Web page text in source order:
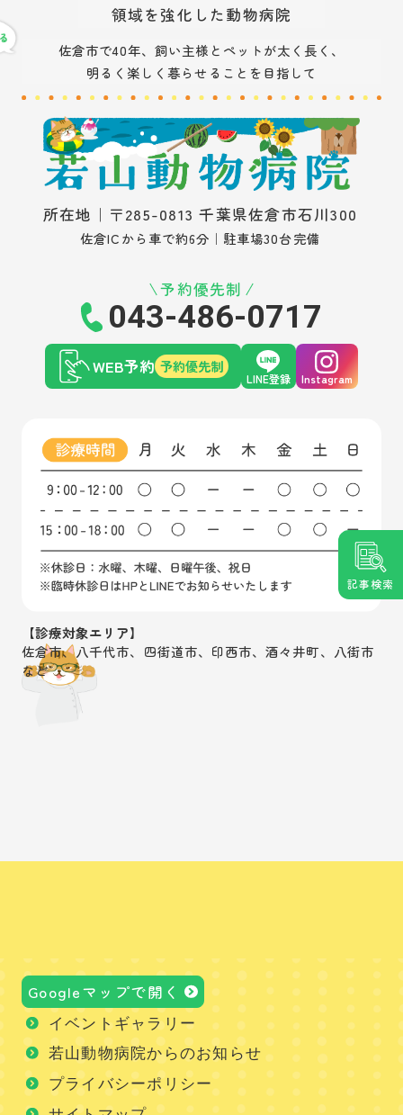
記事検索
領域を強化した動物病院
佐倉市で40年、飼い主様とペットが太く長く、
明るく楽しく暮らせることを目指して
所在地｜〒285-0813 千葉県佐倉市石川300
佐倉ICから車で約6分｜駐車場30台完備
予約優先制
043-486-0717
WEB予約 予約優先制
LINE登録 Instagram
【診療対象エリア】
佐倉市、八千代市、四街道市、印西市、酒々井町、八街市
など
Googleマップで開く
イベントギャラリー
若山動物病院からのお知らせ
プライバシーポリシー